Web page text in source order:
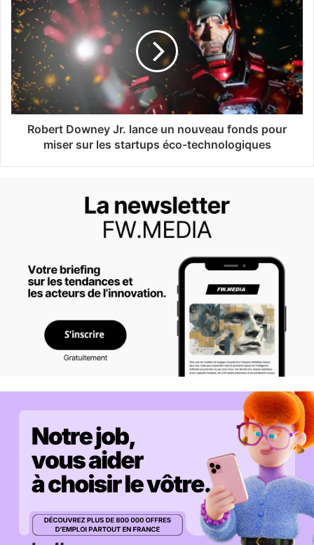
Robert Downey Jr. lance un nouveau fonds pour
miser sur les startups éco-technologiques